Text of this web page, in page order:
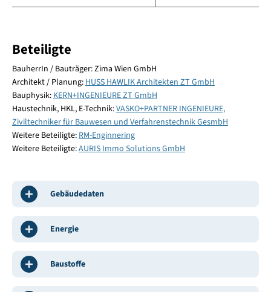
Beteiligte
BauherrIn / Bauträger: Zima Wien GmbH
Architekt / Planung: HUSS HAWLIK Architekten ZT GmbH
Bauphysik: KERN+INGENIEURE ZT GmbH
Haustechnik, HKL, E-Technik:VASKO+PARTNER INGENIEURE,
Ziviltechniker für Bauwesen und Verfahrenstechnik GesmbH
Weitere Beteiligte: RM-Enginnering
Weitere Beteiligte:AURIS Immo Solutions GmbH
Gebäudedaten
Energie
Baustoffe